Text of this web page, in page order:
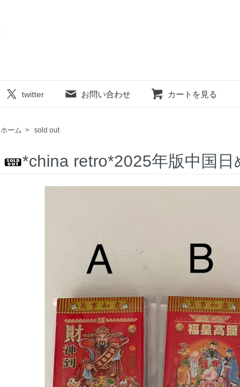
twitter お問い合わせ カートを見る
ホーム > sold out
*china retro*2025年版中国